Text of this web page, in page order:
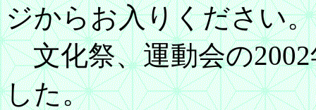
ジからお入りください。
文化祭、運動会の2002
した。